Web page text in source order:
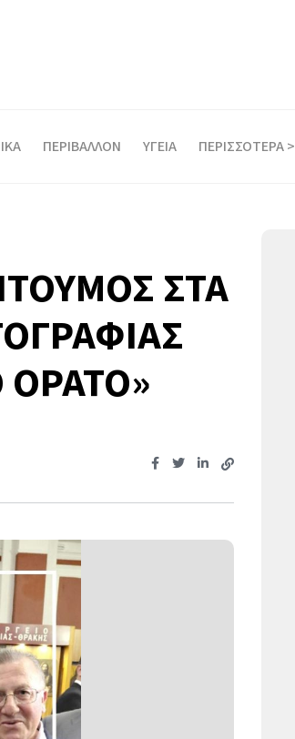
ΠΕΡΙΒΑΛΛΟΝ ΥΓΕΙΑ ΠΕΡΙΣΣΟΤΕΡΑ >
ΣΤΑ
ΟΡΑΤΟ»